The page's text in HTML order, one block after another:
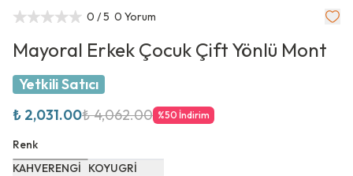
0 / 5 0 Yorum
Mayoral Erkek Çocuk Çift Yönlü Mont
Yetkili Satıcı
₺ 2,031.00₺ 4,062.00 %50 İndirim
Renk
KAHVERENGİ
KOYUGRİ